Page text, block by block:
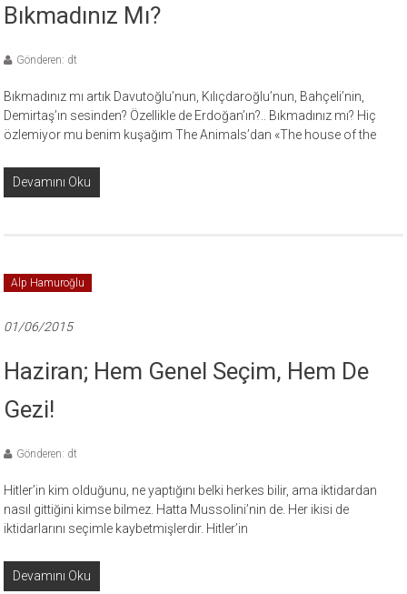
Bıkmadınız Mı?
Gönderen: dt
Bıkmadınız mı artık Davutoğlu’nun, Kılıçdaroğlu’nun, Bahçeli’nin,
Demirtaş’ın sesinden? Özellikle de Erdoğan’ın?.. Bıkmadınız mı? Hiç
özlemiyor mu benim kuşağım The Animals’dan «The house of the
Devamını Oku
Alp Hamuroğlu
01/06/2015
Haziran; Hem Genel Seçim, Hem De
Gezi!
Gönderen: dt
Hitler’in kim olduğunu, ne yaptığını belki herkes bilir, ama iktidardan
nasıl gittiğini kimse bilmez. Hatta Mussolini’nin de. Her ikisi de
iktidarlarını seçimle kaybetmişlerdir. Hitler’in
Devamını Oku